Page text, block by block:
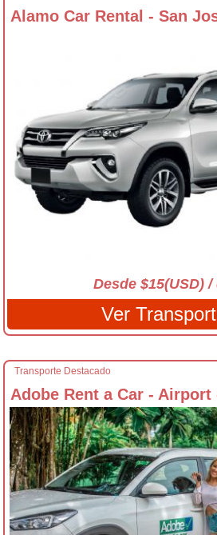
Alamo Car Rental - San
Desde $15(USD) /
Ver
Transporte Destacado
Adobe Rent a Car - Airport